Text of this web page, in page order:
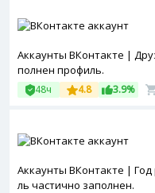
Аккаунты ВКонтакте |
полнен профиль.
48ч 4.8 3.9%
Аккаунты ВКонтакте | Год
ль частично заполнен.